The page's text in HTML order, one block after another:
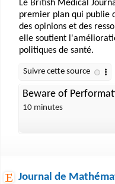
Le British Medical
premier plan qui publie
des opinions et des
elle soutient
politiques de santé.
Beware of
10 minutes
Journal de